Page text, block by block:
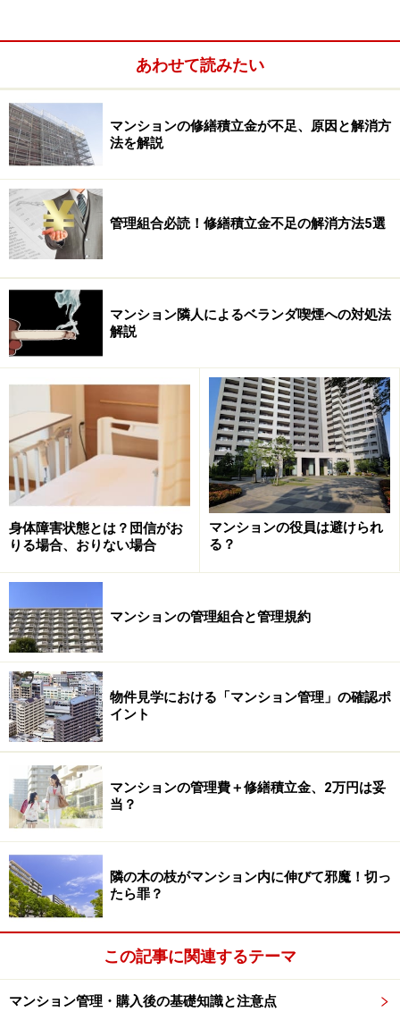
総会は「最高意思決定機関」と心得よ！
では、どうして総会が重要なのか？―― まずは、その理
由説明から始めます。
ご存じ、分譲マンションは1つの建物が多くの人々に区
分所有されています。建物（共用部分）は全員で共同所
有し、専有部分は各人で戸別利用する居住形態が分譲マ
ンションです。そのため、どうしても分譲マンションは
権で、かつ、持ち主（所有権者）が1人である一戸建て
住宅とは異なる管理の難しさを内包します。
加えて、小さい分譲マンションでは数十名、大規模にな
ると1000名以上の居住者が同じ屋根の下で共同生活する
ことになるため、当然のように利害対立が生じます。多
様な価値観を持つ人が同じマンションに住むわけですか
ら、区分所有者全員の意思決定は容易ではありません。
合意形成のための手法（ルール）が求められます。
そこで、誕生したのが区分所有法です。昭和37年（1962
同法には区分所有の法律関係に関する規定を中心に、管
理組合の運営をつかさどる総会についても厳格な規定が
盛り込まれています。「総会中心主義」を採用し、管理
に関する重要事項のすべてを総会で決定するという考え
方を取り入れています。
また、総会を管理組合における「最高意思決定機関」と
位置付け、組合員の利害を調整し、総意を取りまとめる
重要な会議と定めています。あくまで理事会は「執行機
関」であり、決定機関ではありません。たとえ理事長で
総会議案を最終決定する権限は理事長にもありません。
あわせて読みたい
マンションの修繕積立金が不足、原因と解消方
法を解説
管理組合必読！修繕積立金不足の解消方法5選
マンション隣人によるベランダ喫煙への対処法
解説
身体障害状態とは？団信がお
りる場合、おりない場合
マンションの役員は避けられ
る？
マンションの管理組合と管理規約
物件見学における「マンション管理」の確認ポ
イント
マンションの管理費＋修繕積立金、2万円は妥
当？
隣の木の枝がマンション内に伸びて邪魔！切っ
たら罪？
この記事に関連するテーマ
マンション管理・購入後の基礎知識と注意点